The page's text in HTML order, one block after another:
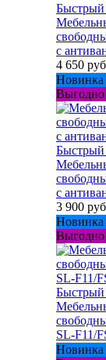
Быстрый
с
4 650
Новинка
Быстрый
с
3 900
Новинка
Быстрый
SL-F11/
Новинка